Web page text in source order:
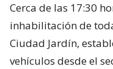
Cerca de las 17:30
inhabilitación de
Ciudad Jardín,
vehículos desde el